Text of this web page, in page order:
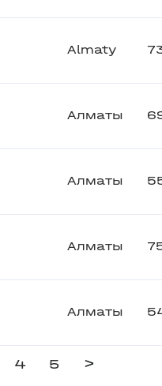
Almaty
Алматы
Алматы
Алматы
Алматы
4 5 >